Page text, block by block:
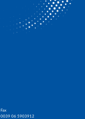
Fax
0039 06 5903912